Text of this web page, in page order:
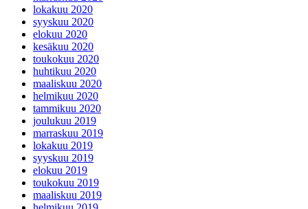
lokakuu 2020
syyskuu 2020
elokuu 2020
kesäkuu 2020
toukokuu 2020
huhtikuu 2020
maaliskuu 2020
helmikuu 2020
tammikuu 2020
joulukuu 2019
marraskuu 2019
lokakuu 2019
syyskuu 2019
elokuu 2019
toukokuu 2019
maaliskuu 2019